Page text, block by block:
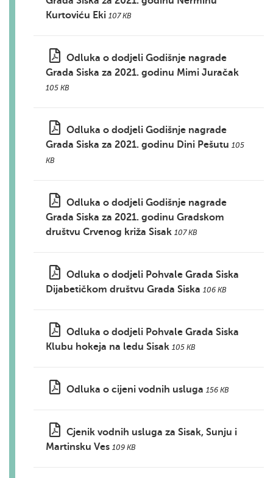
Kurtoviću Eki 107 KB
Odluka o dodjeli Godišnje nagrade
Grada Siska za 2021. godinu Mimi Juračak
105 KB
Odluka o dodjeli Godišnje nagrade
Grada Siska za 2021. godinu Dini Pešutu 105
KB
Odluka o dodjeli Godišnje nagrade
Grada Siska za 2021. godinu Gradskom
društvu Crvenog križa Sisak 107 KB
Odluka o dodjeli Pohvale Grada Siska
Dijabetičkom društvu Grada Siska 106 KB
Odluka o dodjeli Pohvale Grada Siska
Klubu hokeja na ledu Sisak 105 KB
Odluka o cijeni vodnih usluga 156 KB
Cjenik vodnih usluga za Sisak, Sunju i
Martinsku Ves 109 KB